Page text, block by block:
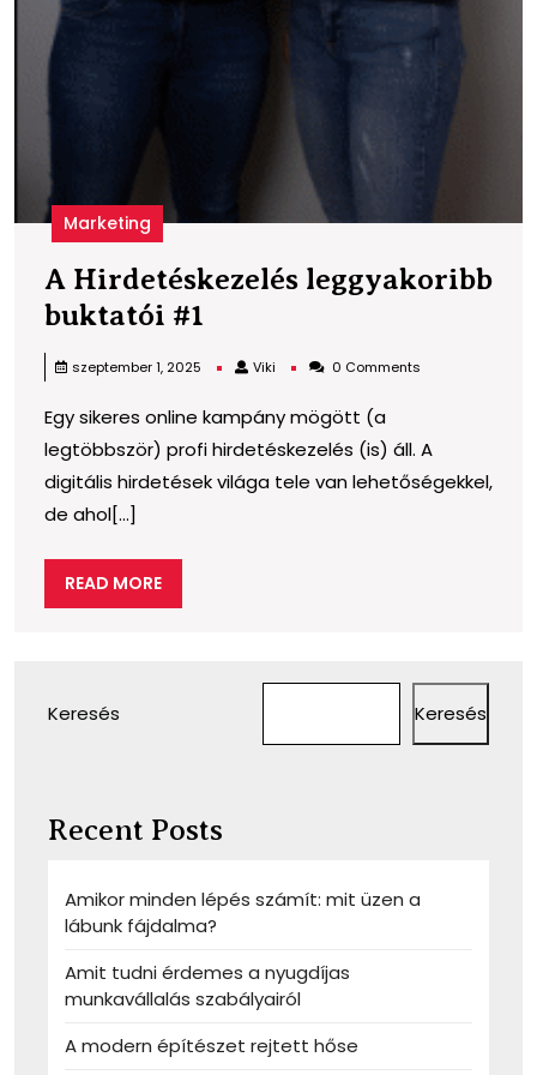
Marketing
A Hirdetéskezelés leggyakoribb
buktatói #1
leggyakoribb
buktatói
#1
szeptember 1, 2025 Viki Viki 0 Comments
Egy sikeres online kampány mögött (a
legtöbbször) profi hirdetéskezelés (is) áll. A
digitális hirdetések világa tele van lehetőségekkel,
de ahol[...]
READ MOREREAD
MORE
Keresés Keresés
Recent Posts
Amikor minden lépés számít: mit üzen a
lábunk fájdalma?
Amit tudni érdemes a nyugdíjas
munkavállalás szabályairól
A modern építészet rejtett hőse